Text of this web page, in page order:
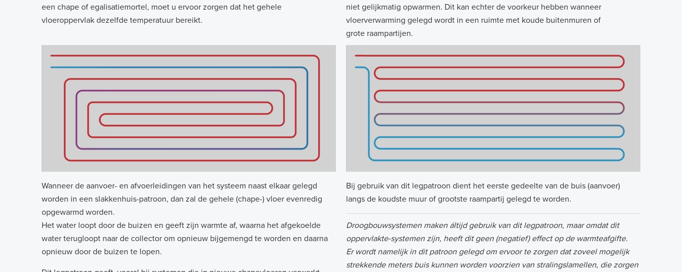
een chape of egalisatiemortel, moet u ervoor zorgen dat het gehele
vloeroppervlak dezelfde temperatuur bereikt.
niet gelijkmatig opwarmen. Dit kan echter de voorkeur hebben wanneer
vloerverwarming gelegd wordt in een ruimte met koude buitenmuren of
grote raampartijen.
Wanneer de aanvoer- en afvoerleidingen van het systeem naast elkaar gelegd
worden in een slakkenhuis-patroon, dan zal de gehele (chape-) vloer evenredig
opgewarmd worden.
Het water loopt door de buizen en geeft zijn warmte af, waarna het afgekoelde
water terugloopt naar de collector om opnieuw bijgemengd te worden en daarna
opnieuw door de buizen te lopen.
Bij gebruik van dit legpatroon dient het eerste gedeelte van de buis (aanvoer)
langs de koudste muur of grootste raampartij gelegd te worden.
Droogbouwsystemen maken áltijd gebruik van dit legpatroon, maar omdat dit
oppervlakte-systemen zijn, heeft dit geen (negatief) effect op de warmteafgifte.
Er wordt namelijk in dit patroon gelegd om ervoor te zorgen dat zoveel mogelijk
strekkende meters buis kunnen worden voorzien van stralingslamellen, die zorgen